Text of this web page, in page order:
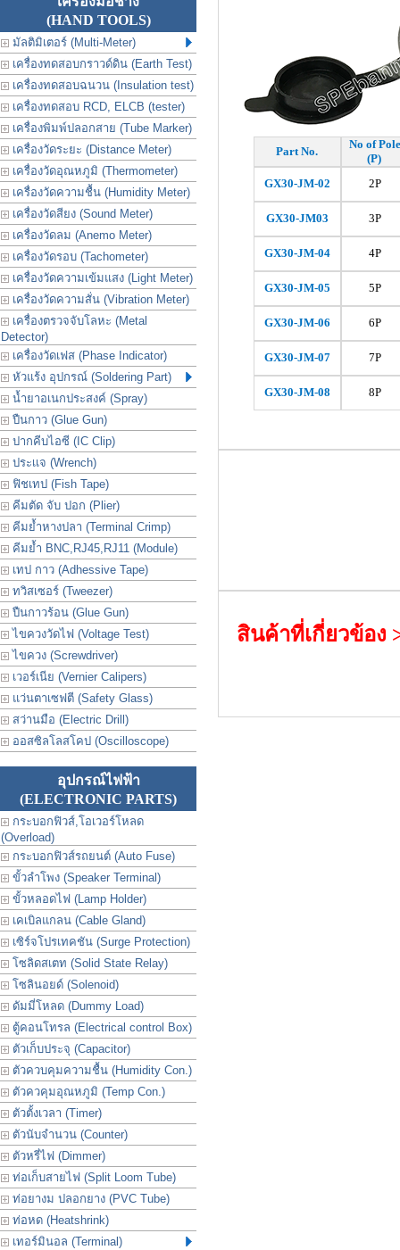
(HAND TOOLS)
มัลติมิเตอร์ (Multi-Meter)
เครื่องทดสอบกราวด์ดิน (Earth Test)
เครื่องทดสอบฉนวน (Insulation test)
เครื่องทดสอบ RCD, ELCB (tester)
เครื่องพิมพ์ปลอกสาย (Tube Marker)
เครื่องวัดระยะ (Distance Meter)
เครื่องวัดอุณหภูมิ (Thermometer)
เครื่องวัดความชื้น (Humidity Meter)
เครื่องวัดสียง (Sound Meter)
เครื่องวัดลม (Anemo Meter)
เครื่องวัดรอบ (Tachometer)
เครื่องวัดความเข้มแสง (Light Meter)
เครื่องวัดความสั่น (Vibration Meter)
เครื่องตรวจจับโลหะ (Metal
Detector)
เครื่องวัดเฟส (Phase Indicator)
หัวแร้ง อุปกรณ์ (Soldering Part)
น้ำยาอเนกประสงค์ (Spray)
ปืนกาว (Glue Gun)
ปากคีบไอซี (IC Clip)
ประเเจ (Wrench)
ฟิชเทป (Fish Tape)
คีมตัด จับ ปอก (Plier)
คีมย้ำหางปลา (Terminal Crimp)
คีมย้ำ BNC,RJ45,RJ11 (Module)
เทป กาว (Adhessive Tape)
ทวิสเซอร์ (Tweezer)
ปืนกาวร้อน (Glue Gun)
ไขควงวัดไฟ (Voltage Test)
ไขควง (Screwdriver)
เวอร์เนีย (Vernier Calipers)
แว่นตาเซฟตี (Safety Glass)
สว่านมือ (Electric Drill)
ออสซิลโลสโคป (Oscilloscope)
อุปกรณ์ไฟฟ้า
(ELECTRONIC PARTS)
กระบอกฟิวส์,โอเวอร์โหลด
(Overload)
กระบอกฟิวส์รถยนต์ (Auto Fuse)
ขั้วลำโพง (Speaker Terminal)
ขั้วหลอดไฟ (Lamp Holder)
เคเบิลแกลน (Cable Gland)
เซิร์จโปรเทคชัน (Surge Protection)
โซลิดสเตท (Solid State Relay)
โซลินอยด์ (Solenoid)
ดัมมี่โหลด (Dummy Load)
ตู้คอนโทรล (Electrical control Box)
ตัวเก็บประจุ (Capacitor)
ตัวควบคุมความชื้น (Humidity Con.)
ตัวควคุมอุณหภูมิ (Temp Con.)
ตัวตั้งเวลา (Timer)
ตัวนับจำนวน (Counter)
ตัวหรี่ไฟ (Dimmer)
ท่อเก็บสายไฟ (Split Loom Tube)
ท่อยางม ปลอกยาง (PVC Tube)
ท่อหด (Heatshrink)
เทอร์มินอล (Terminal)
Part No.
No of Pole
(P)
GX30-JM-02
2P
GX30-JM03 3P
GX30-JM-04 4P
GX30-JM-05 5P
GX30-JM-06 6P
GX30-JM-07 7P
GX30-JM-08 8P
สินค้าที่เกี่ยวข้อง